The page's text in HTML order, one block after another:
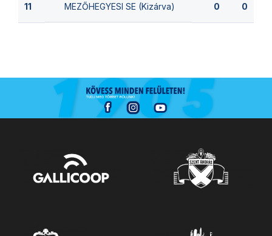
11 MEZŐHEGYESI SE (Kizárva) 0 0